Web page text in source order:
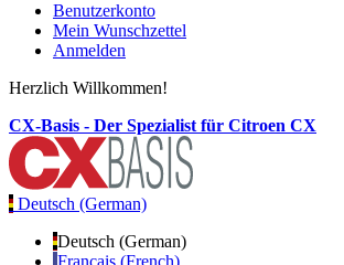
Benutzerkonto
Mein Wunschzettel
Anmelden
Herzlich Willkommen!
CX-Basis - Der Spezialist für Citroen CX
Deutsch (German)
Deutsch (German)